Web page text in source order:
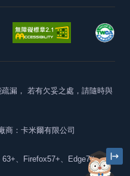
漏， 若有欠妥之處，請隨時與
商：卡米爾有限公司
63+、Firefox57+、Edge79+及